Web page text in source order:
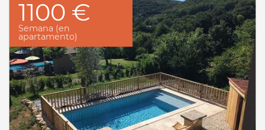
1100 €
Semana (en
apartamento)